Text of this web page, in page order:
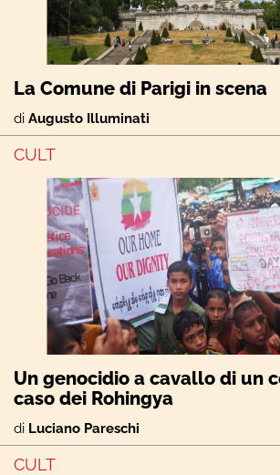
La Comune di Parigi in scena
di Augusto Illuminati
CULT
Un genocidio a cavallo di un
caso dei Rohingya
di Luciano Pareschi
CULT